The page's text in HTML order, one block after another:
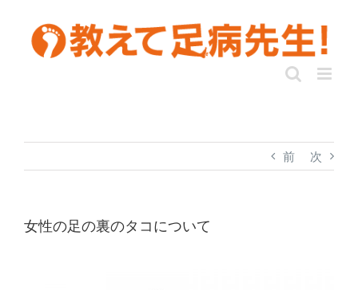
前 次
女性の足の裏のタコについて